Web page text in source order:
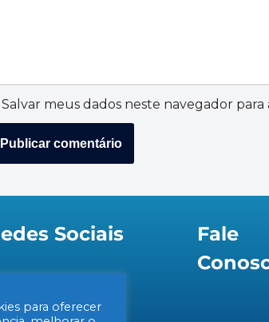
Salvar meus dados neste navegador
Sociais
Fale
para oferecer